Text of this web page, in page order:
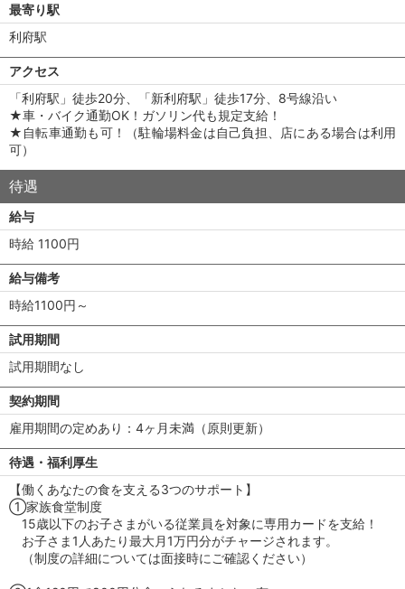
最寄り駅
利府駅
アクセス
「利府駅」徒歩20分、「新利府駅」徒歩17分、8号線沿い
★車・バイク通勤OK！ガソリン代も規定支給！
★自転車通勤も可！（駐輪場料金は自己負担、店にある場合は利用
可）
待遇
給与
時給 1100円
給与備考
時給1100円～
試用期間
試用期間なし
契約期間
雇用期間の定めあり：4ヶ月未満（原則更新）
待遇・福利厚生
【働くあなたの食を支える3つのサポート】
①家族食堂制度
15歳以下のお子さまがいる従業員を対象に専用カードを支給！
お子さま1人あたり最大月1万円分がチャージされます。
（制度の詳細については面接時にご確認ください）